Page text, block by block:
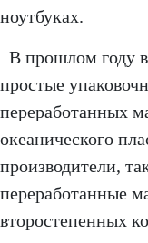
ноутбуках.
В прошлом году
простые
переработанных
океанического
производители,
переработанные
второстепенных